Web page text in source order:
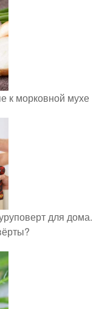
к морковной мухе
для дома.